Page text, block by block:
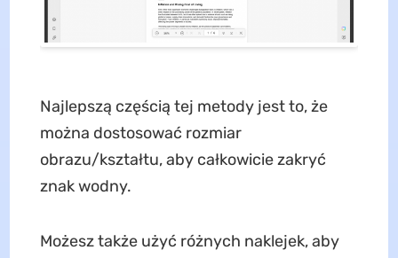
Najlepszą częścią tej metody jest to, że
można dostosować rozmiar
obrazu/kształtu, aby całkowicie zakryć
znak wodny.
Możesz także użyć różnych naklejek, aby